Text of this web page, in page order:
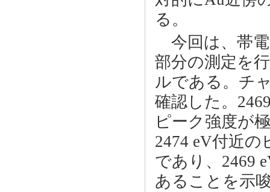
る。
今回は、帯電
部分の測定を
ルである。チ
確認した。
ピーク強度が
2474 eV付近
であり、2469
あることを示